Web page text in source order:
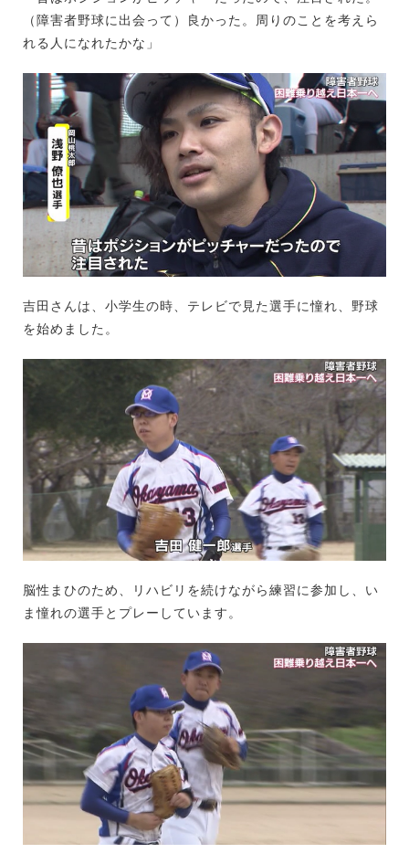
（障害者野球に出会って）良かった。周りのことを考えら
れる人になれたかな」
吉田さんは、小学生の時、テレビで見た選手に憧れ、野球
を始めました。
脳性まひのため、リハビリを続けながら練習に参加し、い
ま憧れの選手とプレーしています。